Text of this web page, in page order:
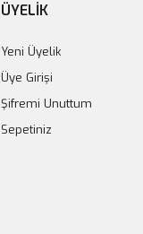
ÜYELİK
Yeni Üyelik
Üye Girişi
Şifremi Unuttum
Sepetiniz